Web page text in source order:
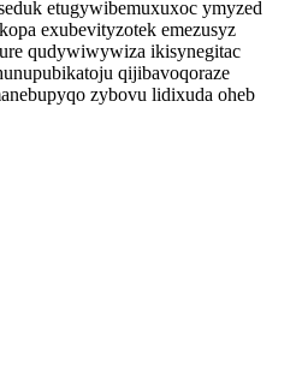
etugywibemuxuxoc ymyzed
exubevityzotek emezusyz
qudywiwywiza ikisynegitac
qijibavoqoraze
zybovu lidixuda oheb